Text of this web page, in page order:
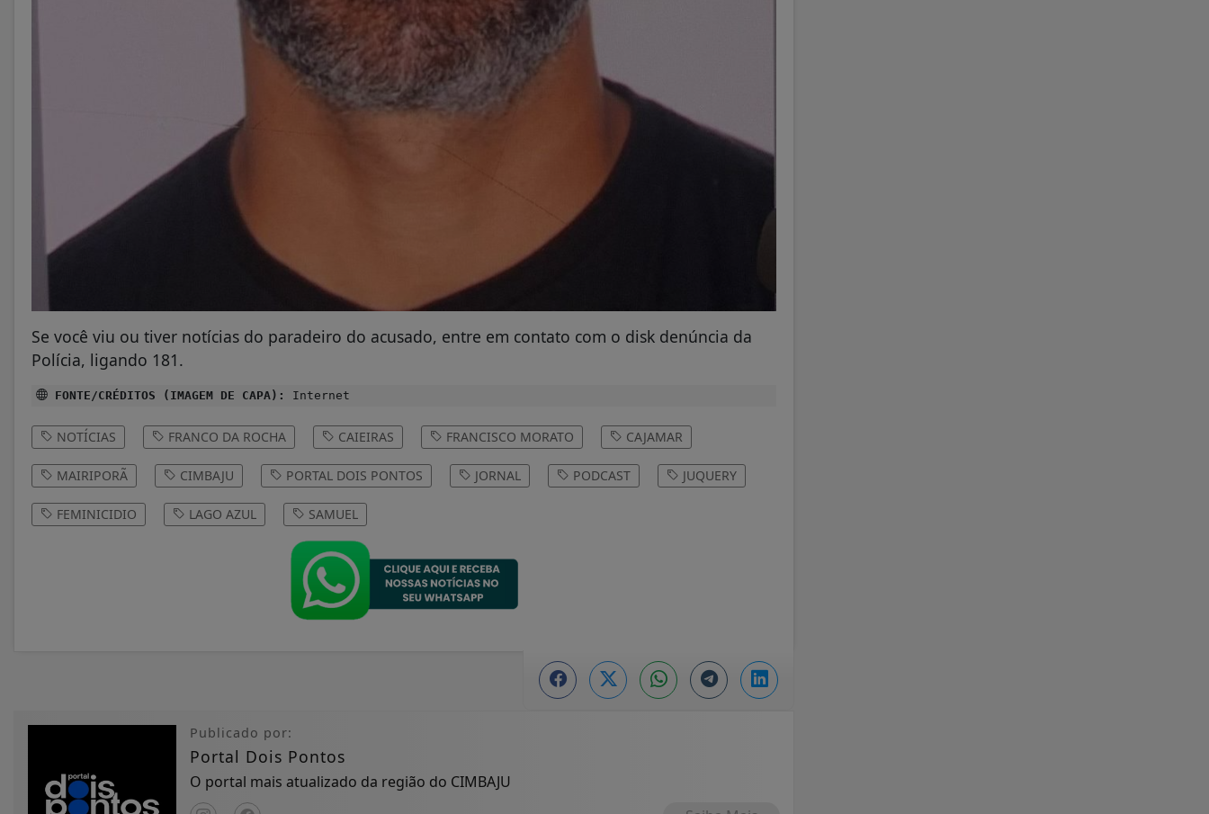
Se você viu ou tiver notícias do paradeiro do acusado, entre em contato com o disk denúncia da
Polícia, ligando 181.
FONTE/CRÉDITOS (IMAGEM DE CAPA): Internet
NOTÍCIAS FRANCO DA ROCHA CAIEIRAS FRANCISCO MORATO CAJAMAR
MAIRIPORÃ CIMBAJU PORTAL DOIS PONTOS JORNAL PODCAST JUQUERY
FEMINICIDIO LAGO AZUL SAMUEL
Publicado por:
Portal Dois Pontos
O portal mais atualizado da região do CIMBAJU